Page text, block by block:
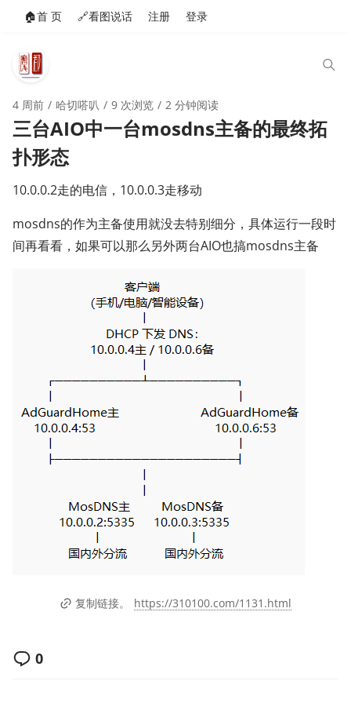
🏠️首 页 🔗看图说话 注册 登录
4 周前 哈切嗒叭 9 次浏览 2 分钟阅读
三台AIO中一台mosdns主备的最终拓
扑形态
10.0.0.2走的电信，10.0.0.3走移动
mosdns的作为主备使用就没去特别细分，具体运行一段时
间再看看，如果可以那么另外两台AIO也搞mosdns主备
复制链接。 https://310100.com/1131.html
0